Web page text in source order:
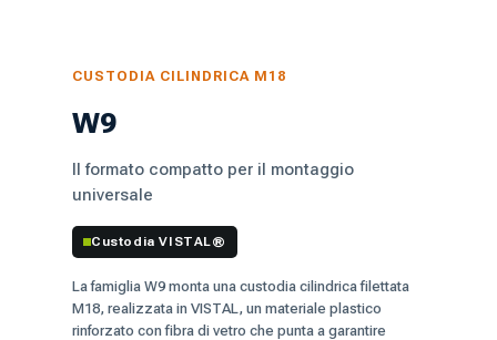
CUSTODIA CILINDRICA M18
W9
Il formato compatto per il montaggio
universale
Custodia VISTAL®
La famiglia W9 monta una custodia cilindrica filettata
M18, realizzata in VISTAL, un materiale plastico
rinforzato con fibra di vetro che punta a garantire